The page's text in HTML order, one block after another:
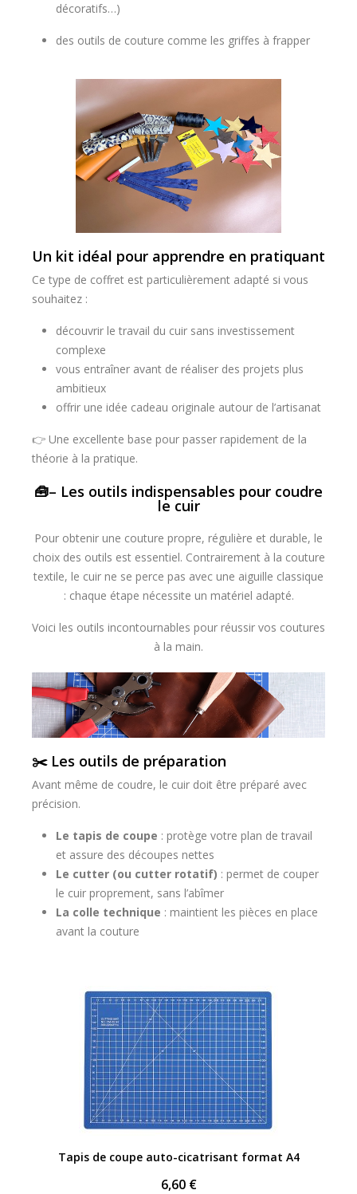
décoratifs…)
des outils de couture comme les griffes à frapper
Un kit idéal pour apprendre en pratiquant
Ce type de coffret est particulièrement adapté si vous
souhaitez :
découvrir le travail du cuir sans investissement
complexe
vous entraîner avant de réaliser des projets plus
ambitieux
offrir une idée cadeau originale autour de l’artisanat
👉 Une excellente base pour passer rapidement de la
théorie à la pratique.
🧰– Les outils indispensables pour coudre
le cuir
Pour obtenir une couture propre, régulière et durable, le
choix des outils est essentiel. Contrairement à la couture
textile, le cuir ne se perce pas avec une aiguille classique
: chaque étape nécessite un matériel adapté.
Voici les outils incontournables pour réussir vos coutures
à la main.
✂️ Les outils de préparation
Avant même de coudre, le cuir doit être préparé avec
précision.
Le tapis de coupe : protège votre plan de travail
et assure des découpes nettes
Le cutter (ou cutter rotatif) : permet de couper
le cuir proprement, sans l’abîmer
La colle technique : maintient les pièces en place
avant la couture
APERÇU RAPIDE
Tapis de coupe auto-cicatrisant format A4
6,60 €